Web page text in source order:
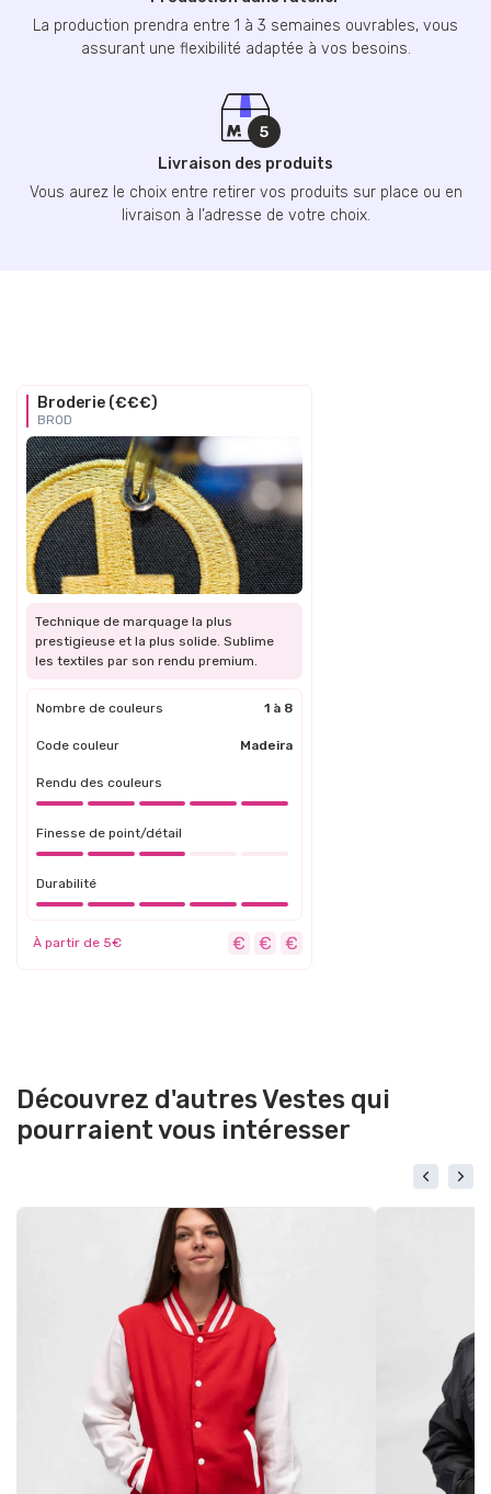
La production prendra entre 1 à 3 semaines ouvrables, vous
assurant une flexibilité adaptée à vos besoins.
Livraison des produits
Vous aurez le choix entre retirer vos produits sur place ou en
livraison à l’adresse de votre choix.
Broderie (€€€)
BROD
Technique de marquage la plus
prestigieuse et la plus solide. Sublime
les textiles par son rendu premium.
Nombre de couleurs 1 à 8
Code couleur Madeira
Rendu des couleurs
Finesse de point/détail
Durabilité
À partir de 5€
Découvrez d'autres Vestes qui
pourraient vous intéresser